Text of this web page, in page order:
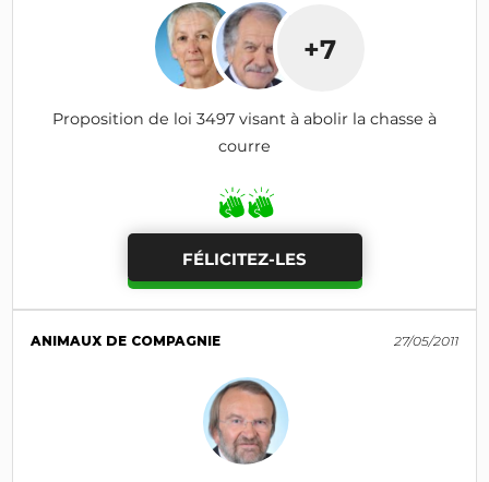
+7
Proposition de loi 3497 visant à abolir la chasse à
courre
FÉLICITEZ-LES
ANIMAUX DE COMPAGNIE 27/05/2011